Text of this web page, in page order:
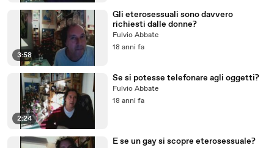
3:58
Gli eterosessuali sono davvero
richiesti dalle donne?
Fulvio Abbate
18 anni fa
2:24
Se si potesse telefonare agli oggetti?
Fulvio Abbate
18 anni fa
E se un gay si scopre eterosessuale?